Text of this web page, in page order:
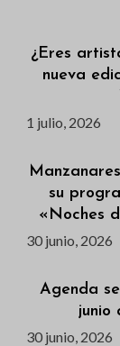
¿Eres
nueva
1 julio, 2026
su
«Noches
30 junio, 2026
Agenda
junio
30 junio, 2026